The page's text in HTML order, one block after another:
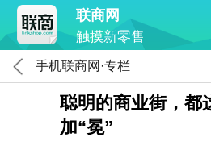
联商网
触摸新零售
手机联商网·专栏
聪明的商业街，都
加“冕”